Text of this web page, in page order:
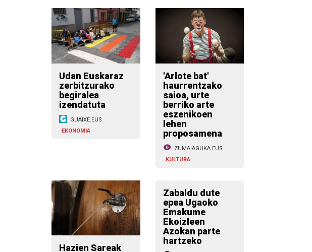
Udan Euskaraz
zerbitzurako
begiralea
izendatuta
GUAIXE.EUS
EKONOMIA
'Arlote bat'
haurrentzako
saioa, urte
berriko arte
eszenikoen
lehen
proposamena
ZUMAIAGUKA.EUS
KULTURA
Hazien Sareak
Zabaldu dute
epea Ugaoko
Emakume
Ekoizleen
Azokan parte
hartzeko